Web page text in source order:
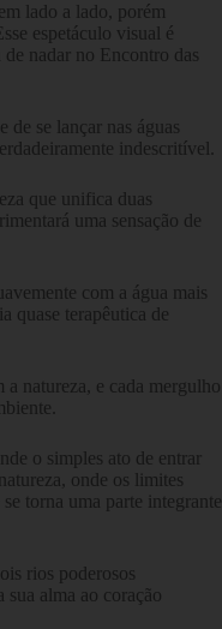
lado a lado, porém
espetáculo visual é
nadar no Encontro das
de se lançar nas águas
indescritível.
que unifica duas
uma sensação de
com a água mais
quase terapêutica de
natureza, e cada mergulho
o simples ato de entrar
onde os limites
torna uma parte integrante
rios poderosos
sua alma ao coração